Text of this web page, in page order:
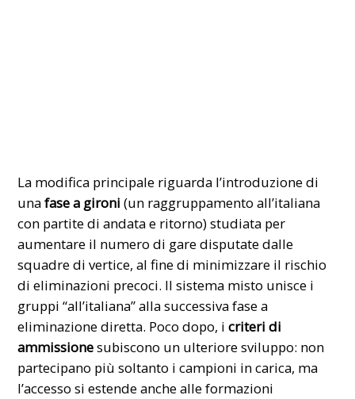
La modifica principale riguarda l’introduzione di
unafase a gironi(un raggruppamento all’italiana
con partite di andata e ritorno) studiata per
aumentare il numero di gare disputate dalle
squadre di vertice, al fine di minimizzare il rischio
di eliminazioni precoci. Il sistema misto unisce i
gruppi “all’italiana” alla successiva fase a
eliminazione diretta. Poco dopo, icriteri di
ammissionesubiscono un ulteriore sviluppo: non
partecipano più soltanto i campioni in carica, ma
l’accesso si estende anche alle formazioni